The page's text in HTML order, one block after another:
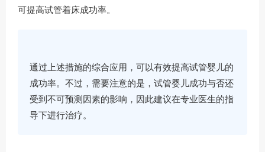
可提高试管着床成功率。
通过上述措施的综合应用，可以有效提高试管婴儿的
成功率。不过，需要注意的是，试管婴儿成功与否还
受到不可预测因素的影响，因此建议在专业医生的指
导下进行治疗。